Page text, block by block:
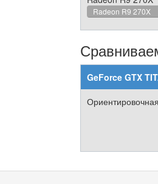
Radeon R9 270X
GeForce GTX